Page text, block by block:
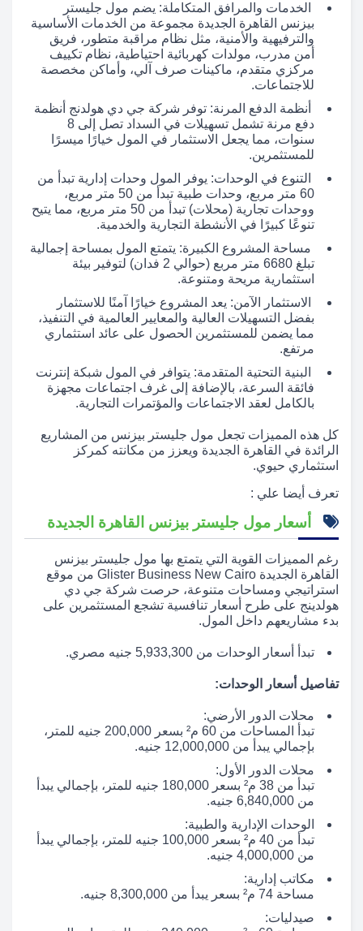
الخدمات والمرافق المتكاملة: يضم مول جليستر
بيزنس القاهرة الجديدة مجموعة من الخدمات الأساسية
والترفيهية والأمنية، مثل نظام مراقبة متطور، فريق
أمن مدرب، مولدات كهربائية احتياطية، نظام تكييف
مركزي متقدم، ماكينات صرف آلي، وأماكن مخصصة
للاجتماعات.
أنظمة الدفع المرنة: توفر شركة جي دي هولدنج أنظمة
دفع مرنة تشمل تسهيلات في السداد تصل إلى 8
سنوات، مما يجعل الاستثمار في المول خيارًا ميسرًا
للمستثمرين.
التنوع في الوحدات: يوفر المول وحدات إدارية تبدأ من
60 متر مربع، وحدات طبية تبدأ من 50 متر مربع،
ووحدات تجارية (محلات) تبدأ من 50 متر مربع، مما يتيح
تنوعًا كبيرًا في الأنشطة التجارية والخدمية.
مساحة المشروع الكبيرة: يتمتع المول بمساحة إجمالية
تبلغ 6680 متر مربع (حوالي 2 فدان) لتوفير بيئة
استثمارية مريحة ومتنوعة.
الاستثمار الآمن: يعد المشروع خيارًا آمنًا للاستثمار
بفضل التسهيلات العالية والمعايير العالمية في التنفيذ،
مما يضمن للمستثمرين الحصول على عائد استثماري
مرتفع.
البنية التحتية المتقدمة: يتوافر في المول شبكة إنترنت
فائقة السرعة، بالإضافة إلى غرف اجتماعات مجهزة
بالكامل لعقد الاجتماعات والمؤتمرات التجارية.
كل هذه المميزات تجعل مول جليستر بيزنس من المشاريع
الرائدة في القاهرة الجديدة ويعزز من مكانته كمركز
استثماري حيوي.
تعرف أيضا علي :
أسعار مول جليستر بيزنس القاهرة الجديدة
رغم المميزات القوية التي يتمتع بها مول جليستر بيزنس
القاهرة الجديدة Glister Business New Cairo من موقع
استراتيجي ومساحات متنوعة، حرصت شركة جي دي
هولدينج على طرح أسعار تنافسية تشجع المستثمرين على
بدء مشاريعهم داخل المول.
تبدأ أسعار الوحدات من 5,933,300 جنيه مصري.
تفاصيل أسعار الوحدات:
محلات الدور الأرضي:
تبدأ المساحات من 60 م² بسعر 200,000 جنيه للمتر،
بإجمالي يبدأ من 12,000,000 جنيه.
محلات الدور الأول:
تبدأ من 38 م² بسعر 180,000 جنيه للمتر، بإجمالي يبدأ
من 6,840,000 جنيه.
الوحدات الإدارية والطبية:
تبدأ من 40 م² بسعر 100,000 جنيه للمتر، بإجمالي يبدأ
من 4,000,000 جنيه.
مكاتب إدارية:
مساحة 74 م² بسعر يبدأ من 8,300,000 جنيه.
صيدليات: